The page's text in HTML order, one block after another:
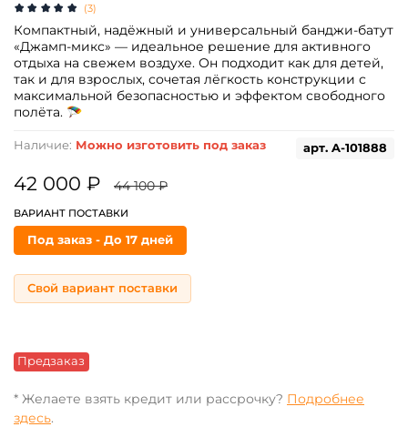
(3)
арт. A-101888
Наличие: Можно изготовить под заказ
Предзаказ
42 000 ₽ 44 100 ₽
ВАРИАНТ ПОСТАВКИ
Под заказ - До 17 дней
Свой вариант поставки
Компактный, надёжный и универсальный банджи-батут
«Джамп-микс» — идеальное решение для активного
отдыха на свежем воздухе. Он подходит как для детей,
так и для взрослых, сочетая лёгкость конструкции с
максимальной безопасностью и эффектом свободного
полёта. 🪂
* Желаете взять кредит или рассрочку? Подробнее
здесь.